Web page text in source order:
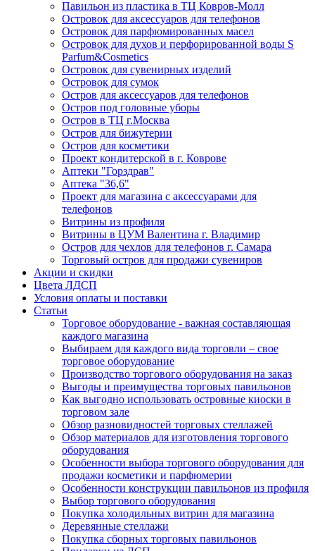
Павильон из пластика в ТЦ Ковров-Молл
Островок для аксессуаров для телефонов
Островок для парфюмированных масел
Островок для духов и перфорированной воды S
Parfum&Cosmetics
Островок для сувенирных изделий
Островок для сумок
Остров для аксессуаров для телефонов
Остров под головные уборы
Остров в ТЦ г.Москва
Остров для бижутерии
Остров для косметики
Проект кондитерской в г. Коврове
Аптеки "Горздрав"
Аптека "36,6"
Проект для магазина с аксессуарами для
телефонов
Витрины из профиля
Витрины в ЦУМ Валентина г. Владимир
Остров для чехлов для телефонов г. Самара
Торговый остров для продажи сувениров
Акции и скидки
Цвета ЛДСП
Условия оплаты и поставки
Статьи
Торговое оборудование - важная составляющая
каждого магазина
Выбираем для каждого вида торговли – свое
торговое оборудование
Производство торгового оборудования на заказ
Выгоды и преимущества торговых павильонов
Как выгодно использовать островные киоски в
торговом зале
Обзор разновидностей торговых стеллажей
Обзор материалов для изготовления торгового
оборудования
Особенности выбора торгового оборудования для
продажи косметики и парфюмерии
Особенности конструкции павильонов из профиля
Выбор торгового оборудования
Покупка холодильных витрин для магазина
Деревянные стеллажи
Покупка сборных торговых павильонов